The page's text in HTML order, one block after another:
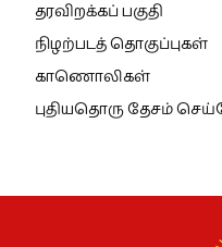
தரவிறக்கப் பகுதி
நிழற்படத் தொகுப்புகள்
காணொலிகள்
புதியதொரு தேசம்